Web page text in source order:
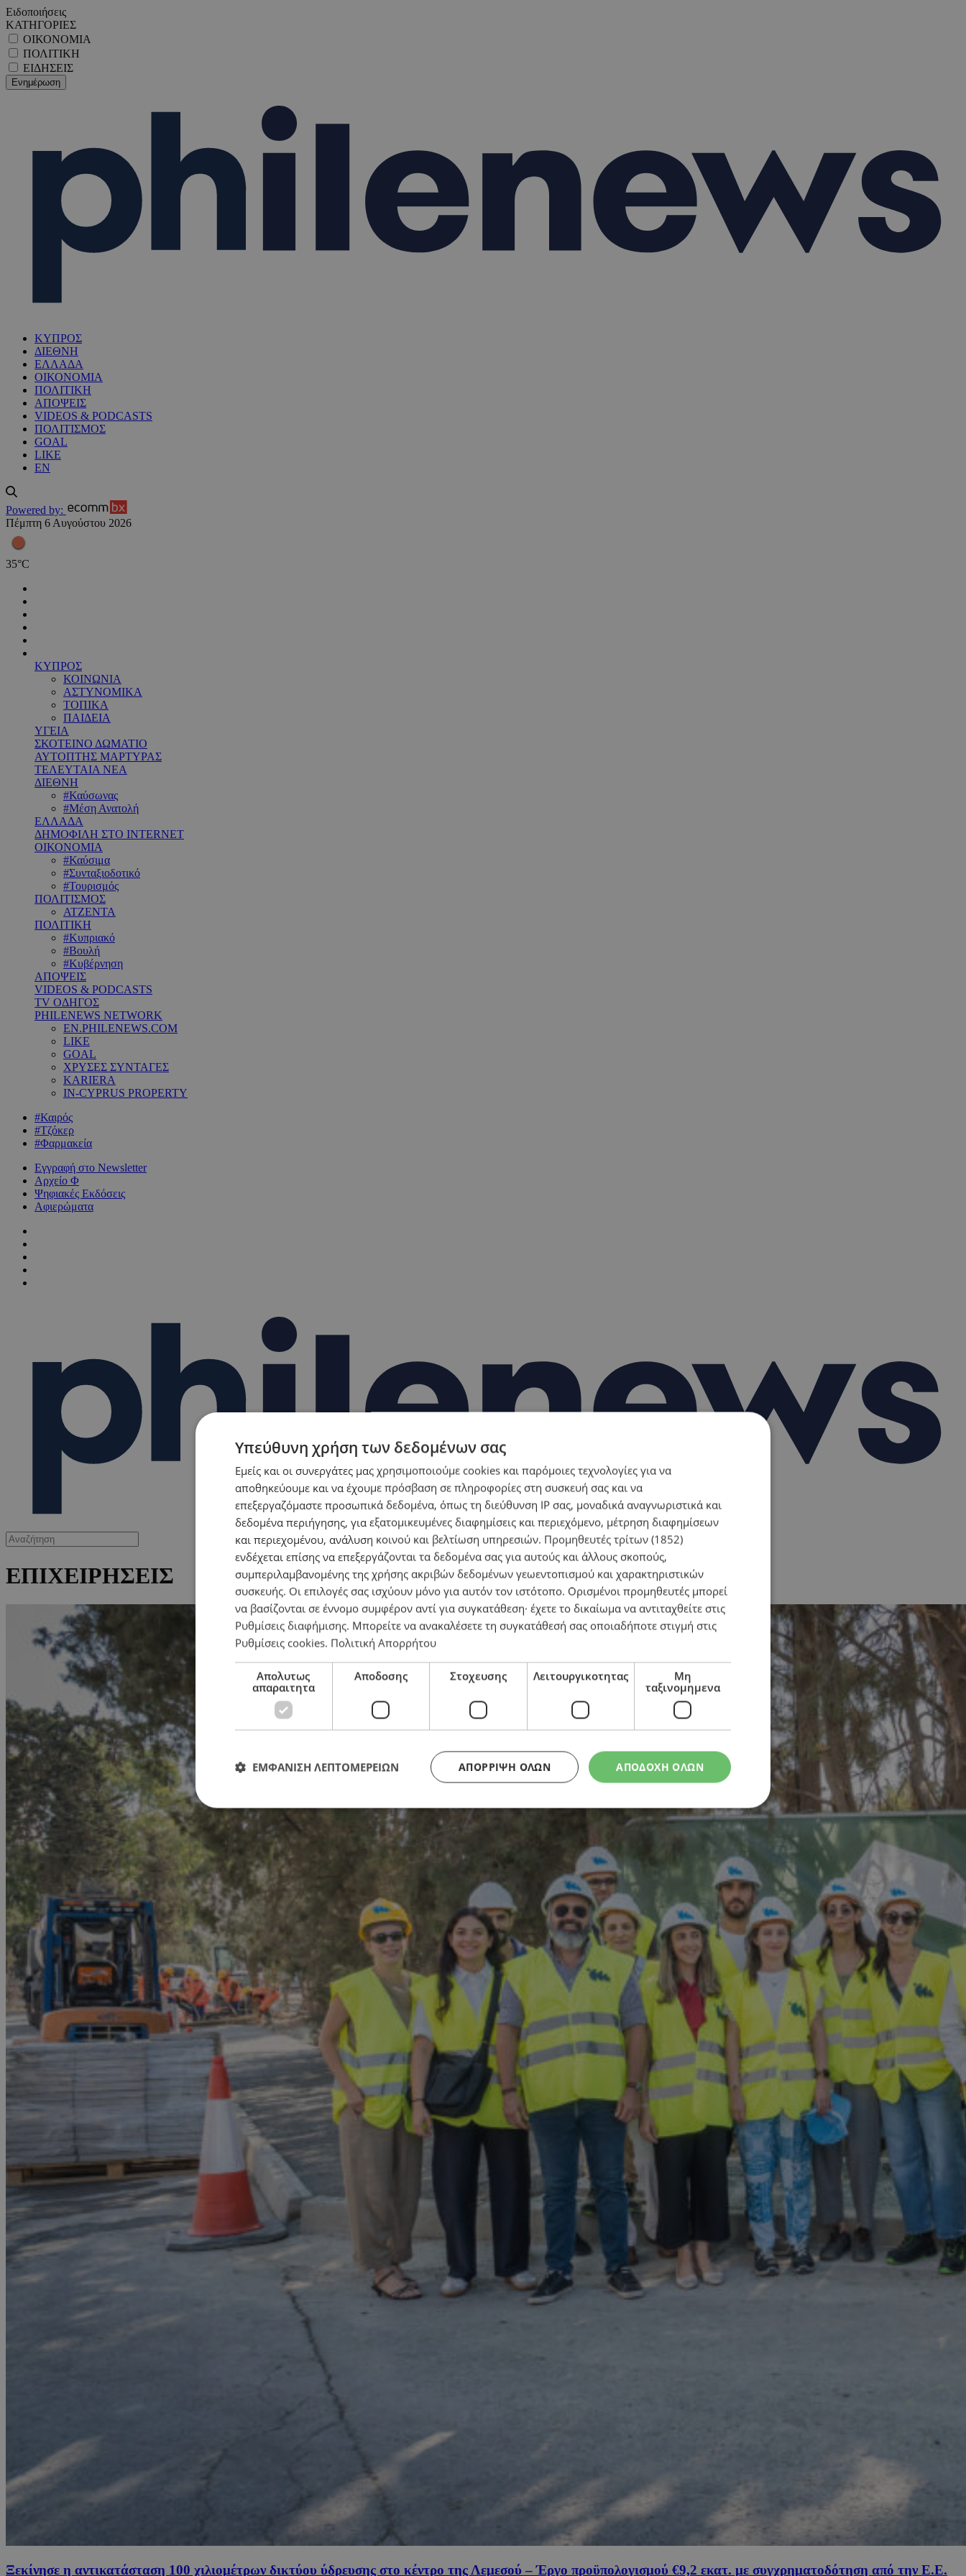
Ειδοποιήσεις
ΚΑΤΗΓΟΡΙΕΣ
ΟΙΚΟΝΟΜΙΑ
ΠΟΛΙΤΙΚΗ
ΕΙΔΗΣΕΙΣ
ΚΥΠΡΟΣ
ΔΙΕΘΝΗ
ΕΛΛΑΔΑ
ΟΙΚΟΝΟΜΙΑ
ΠΟΛΙΤΙΚΗ
ΑΠΟΨΕΙΣ
VIDEOS & PODCASTS
ΠΟΛΙΤΙΣΜΟΣ
GOAL
LIKE
EN
Powered by:
Πέμπτη 6 Αυγούστου 2026
35°C
ΚΥΠΡΟΣ
ΚΟΙΝΩΝΙΑ
ΑΣΤΥΝΟΜΙΚΑ
ΤΟΠΙΚΑ
ΠΑΙΔΕΙΑ
ΥΓΕΙΑ
ΣΚΟΤΕΙΝΟ ΔΩΜΑΤΙΟ
ΑΥΤΟΠΤΗΣ ΜΑΡΤΥΡΑΣ
ΤΕΛΕΥΤΑΙΑ ΝΕΑ
ΔΙΕΘΝΗ
#Καύσωνας
#Μέση Ανατολή
ΕΛΛΑΔΑ
ΔΗΜΟΦΙΛΗ ΣΤΟ INTERNET
ΟΙΚΟΝΟΜΙΑ
#Καύσιμα
#Συνταξιοδοτικό
#Τουρισμός
ΠΟΛΙΤΙΣΜΟΣ
ΑΤΖΕΝΤΑ
ΠΟΛΙΤΙΚΗ
#Κυπριακό
#Βουλή
#Κυβέρνηση
ΑΠΟΨΕΙΣ
VIDEOS & PODCASTS
TV ΟΔΗΓΟΣ
PHILENEWS NETWORK
EN.PHILENEWS.COM
LIKE
GOAL
ΧΡΥΣΕΣ ΣΥΝΤΑΓΕΣ
KARIERA
IN-CYPRUS PROPERTY
#Καιρός
#Τζόκερ
#Φαρμακεία
Εγγραφή στο Newsletter
Αρχείο Φ
Ψηφιακές Εκδόσεις
Αφιερώματα
ΕΠΙΧΕΙΡΗΣΕΙΣ
Ξεκίνησε η αντικατάσταση 100 χιλιομέτρων δικτύου ύδρευσης στο κέντρο της Λεμεσού – Έργο προϋπολογισμού €9,2 εκατ. με συγχρηματοδότηση από την Ε.Ε.
Υπεύθυνη χρήση των δεδομένων σας
Εμείς και οι συνεργάτες μας χρησιμοποιούμε cookies και παρόμοιες τεχνολογίες για να
αποθηκεύουμε και να έχουμε πρόσβαση σε πληροφορίες στη συσκευή σας και να
επεξεργαζόμαστε προσωπικά δεδομένα, όπως τη διεύθυνση IP σας, μοναδικά αναγνωριστικά και
δεδομένα περιήγησης, για εξατομικευμένες διαφημίσεις και περιεχόμενο, μέτρηση διαφημίσεων
και περιεχομένου, ανάλυση κοινού και βελτίωση υπηρεσιών. Προμηθευτές τρίτων (1852)
ενδέχεται επίσης να επεξεργάζονται τα δεδομένα σας για αυτούς και άλλους σκοπούς,
συμπεριλαμβανομένης της χρήσης ακριβών δεδομένων γεωεντοπισμού και χαρακτηριστικών
συσκευής. Οι επιλογές σας ισχύουν μόνο για αυτόν τον ιστότοπο. Ορισμένοι προμηθευτές μπορεί
να βασίζονται σε έννομο συμφέρον αντί για συγκατάθεση· έχετε το δικαίωμα να αντιταχθείτε στις
Ρυθμίσεις διαφήμισης. Μπορείτε να ανακαλέσετε τη συγκατάθεσή σας οποιαδήποτε στιγμή στις
Ρυθμίσεις cookies. Πολιτική Απορρήτου
Απολυτως
απαραιτητα
Αποδοσης Στοχευσης Λειτουργικοτητας
Μη
ταξινομημενα
ΑΠΟΔΟΧΗ ΟΛΩΝ
ΑΠΌΡΡΙΨΗ ΌΛΩΝ
ΕΜΦΑΝΙΣΗ ΛΕΠΤΟΜΕΡΕΙΩΝ